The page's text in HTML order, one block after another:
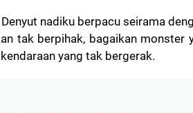
nadiku berpacu seirama
tak berpihak, bagaikan monster
yang tak bergerak.